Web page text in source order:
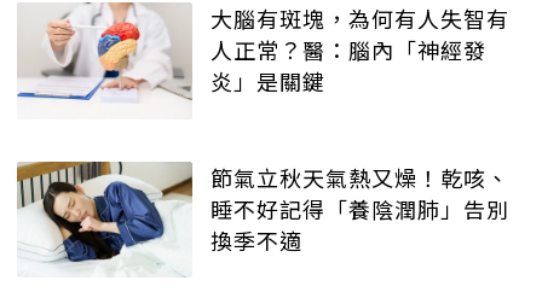
大腦有斑塊，為何有人失智有
人正常？醫：腦內「神經發
炎」是關鍵
節氣立秋天氣熱又燥！乾咳、
睡不好記得「養陰潤肺」告別
換季不適